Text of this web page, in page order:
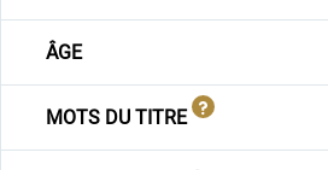
ÂGE
MOTS DU TITRE